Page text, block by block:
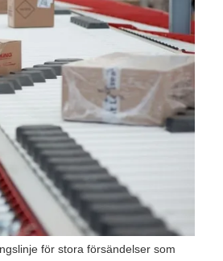
för stora försändelser som